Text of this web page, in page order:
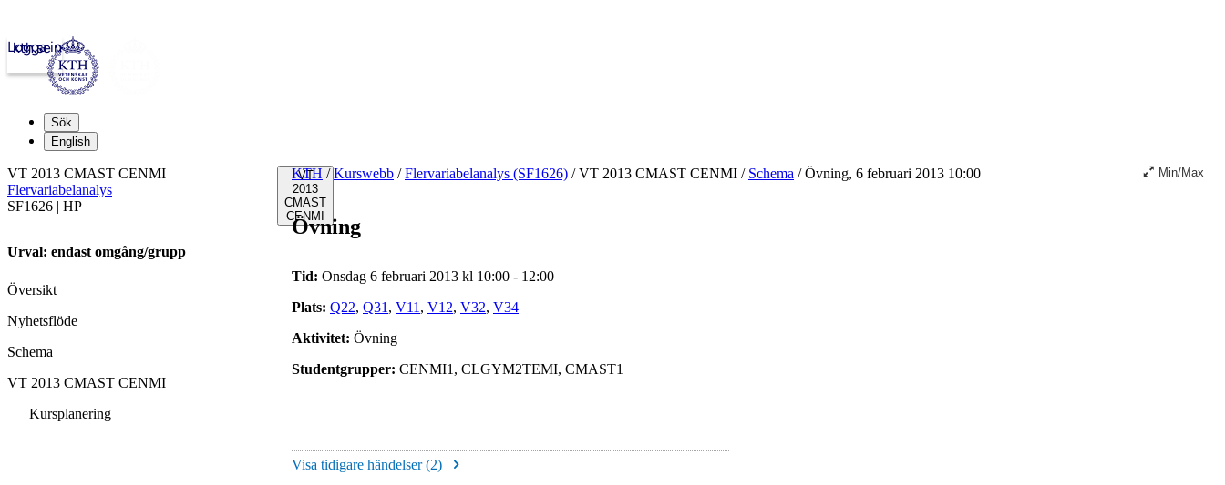
kth.se
Logga in
Sök
English
VT
2013
CMAST
CENMI
KTH / Kurswebb / Flervariabelanalys (SF1626) /VT 2013 CMAST CENMI / Schema /Övning, 6 februari 2013 10:00 Min/Max
Övning
Tid: Onsdag 6 februari 2013 kl 10:00 - 12:00
Plats: Q22, Q31 , V11 , V12, V32, V34
Aktivitet: Övning
Studentgrupper: CENMI1, CLGYM2TEMI, CMAST1
Visa tidigare händelser (2)
VT 2013 CMAST CENMI
Flervariabelanalys
SF1626 | HP
Urval: endast omgång/grupp
Översikt
Nyhetsflöde
Schema
VT 2013 CMAST CENMI
Kursplanering